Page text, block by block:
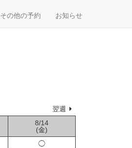
その他の予約 お知らせ
翌週
8/14
(金)
◯